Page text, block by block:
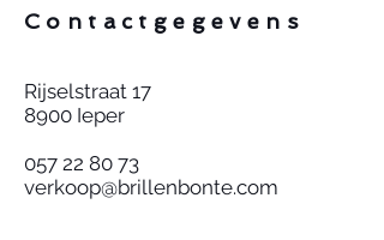
Contactgegevens
Rijselstraat 17
8900 Ieper
057 22 80 73
verkoop@brillenbonte.com